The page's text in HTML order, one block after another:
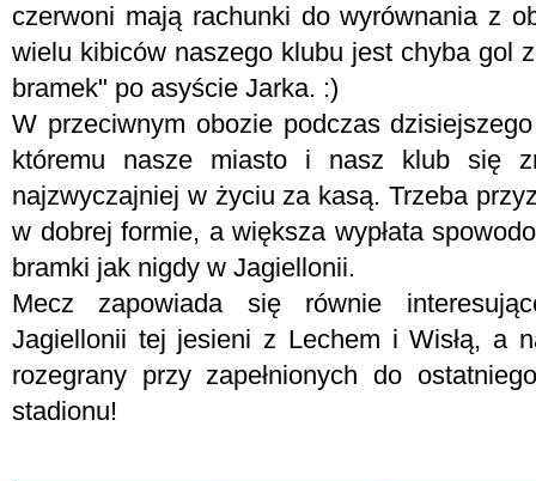
czerwoni mają rachunki do wyrównania z
wielu kibiców naszego klubu jest chyba gol
bramek" po asyście Jarka. :)
W przeciwnym obozie podczas
któremu nasze miasto i nasz klub się
najzwyczajniej w życiu za kasą. Trzeba
w dobrej formie, a większa wypłata
bramki jak nigdy w Jagiellonii.
Mecz zapowiada się równie
Jagiellonii tej jesieni z Lechem i Wisłą, a
rozegrany przy zapełnionych do
stadionu!